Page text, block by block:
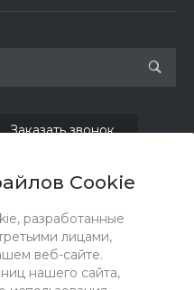
Cookie
разработанные
лицами,
веб-сайте.
нашего сайта,
Заказать звонок